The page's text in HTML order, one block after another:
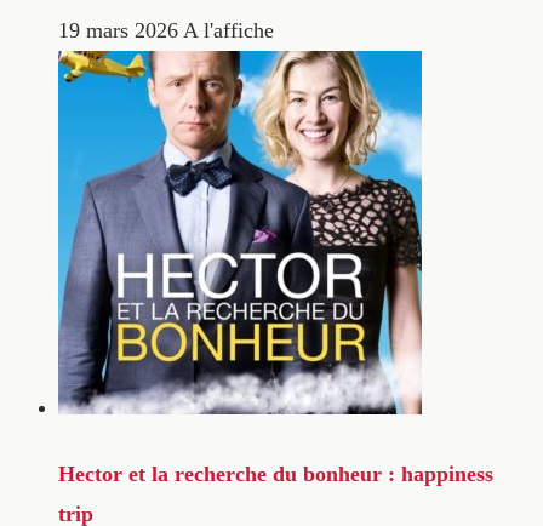
19 mars 2026 A l'affiche
Hector et la recherche du bonheur : happiness
trip